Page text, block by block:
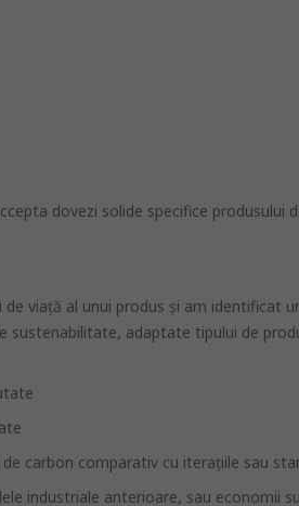
dovezi solide specifice produsului
viaţă al unui produs şi am
adaptate tipului de
carbon comparativ cu iteraţiile sau
industriale anterioare, sau economii